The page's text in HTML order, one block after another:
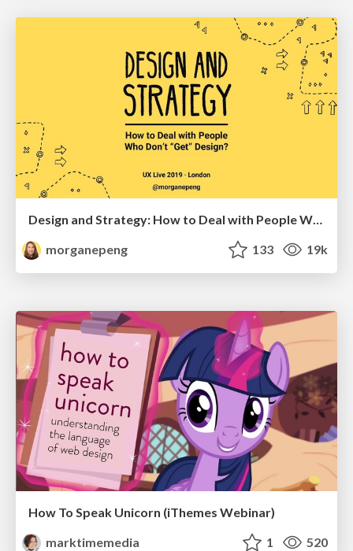
Design and Strategy: How to Deal with People Who Don’t "Get" Design
morganepeng
133 19k
How To Speak Unicorn (iThemes Webinar)
marktimemedia
1 520